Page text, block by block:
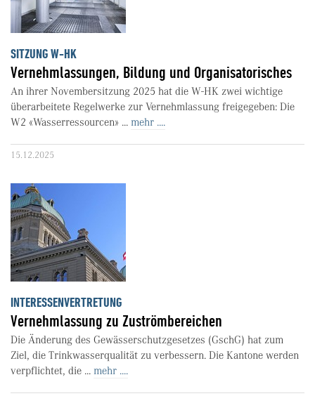
SITZUNG W-HK
Vernehmlassungen, Bildung und Organisatorisches
An ihrer Novembersitzung 2025 hat die W-HK zwei wichtige
überarbeitete Regelwerke zur Vernehmlassung freigegeben: Die
W2 «Wasserressourcen» ... mehr ....
15.12.2025
INTERESSENVERTRETUNG
Vernehmlassung zu Zuströmbereichen
Die Änderung des Gewässerschutzgesetzes (GschG) hat zum
Ziel, die Trinkwasserqualität zu verbessern. Die Kantone werden
verpflichtet, die ... mehr ....